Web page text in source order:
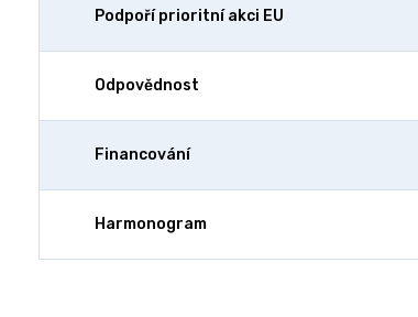
Podpoří prioritní akci EU
Odpovědnost
Financování
Harmonogram